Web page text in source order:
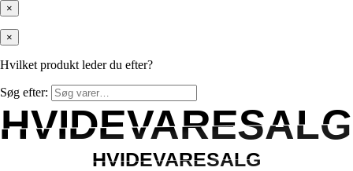
×
×
Hvilket produkt leder du efter?
Søg efter:
HVIDEVARESALG
HVIDEVARESALG
HVIDEVARESALG
HVIDEVARESALG